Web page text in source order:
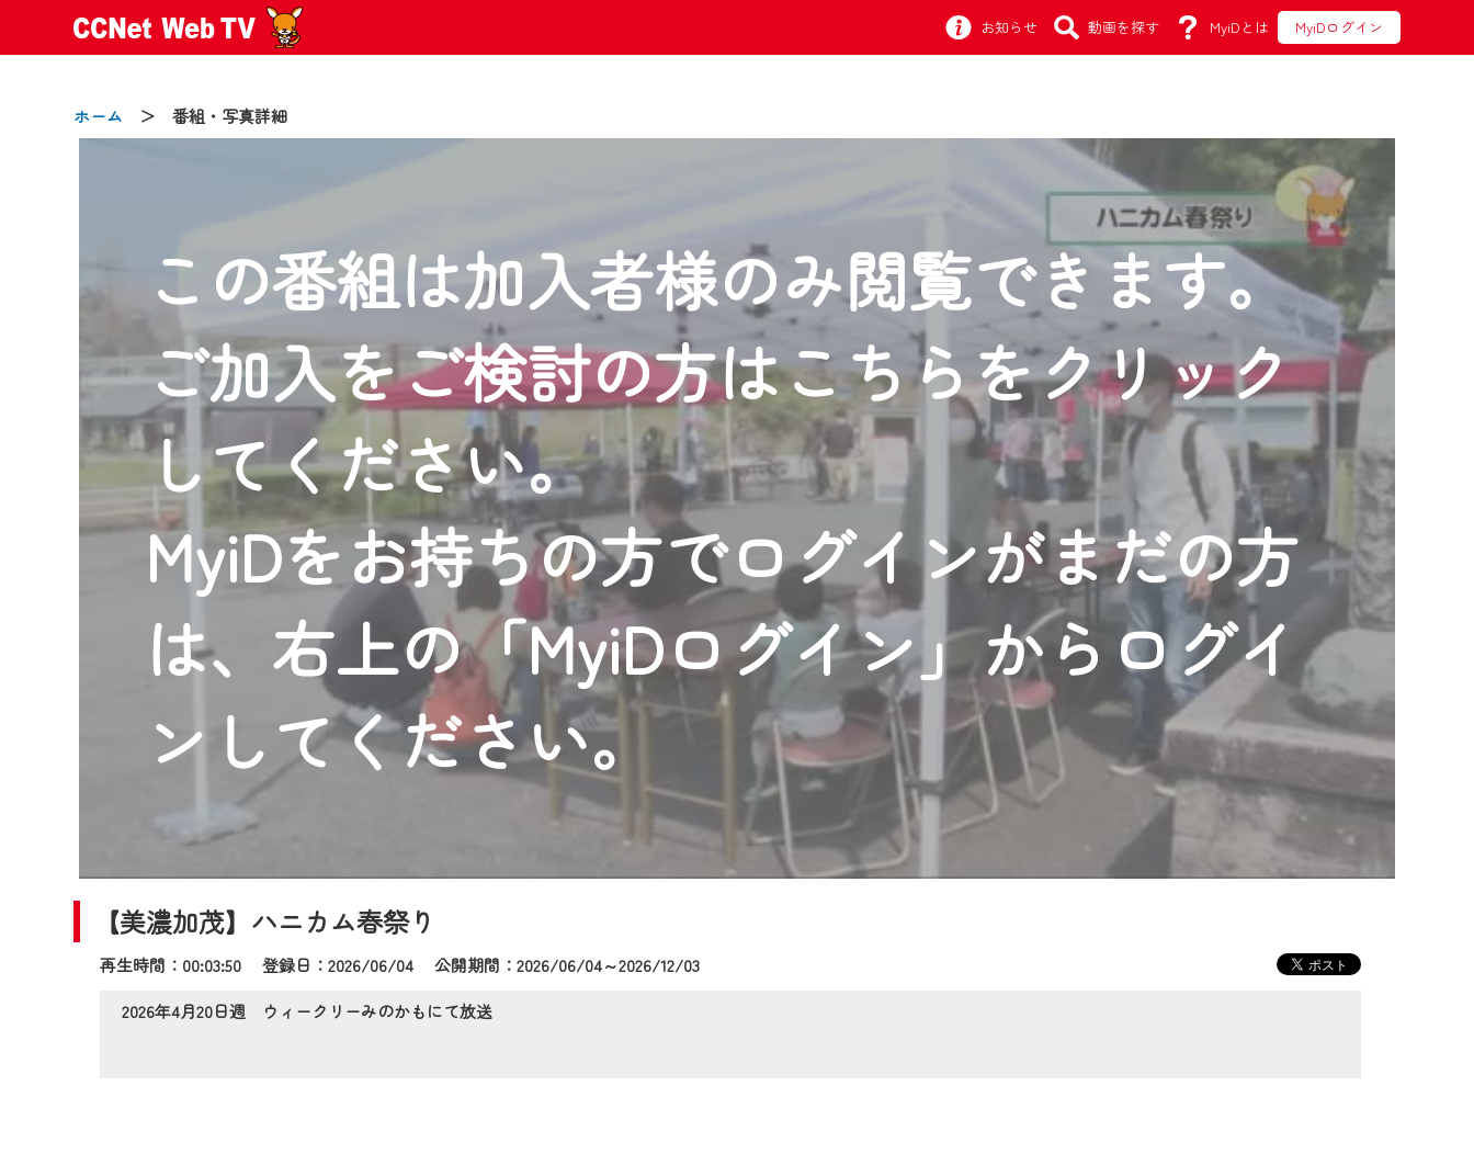
お知らせ 動画を探す MyiDとは MyiDログイン
ホーム ＞ 番組・写真詳細
この番組は加入者様のみ閲覧できます。
ご加入をご検討の方はこちらをクリック
してください。
MyiDをお持ちの方でログインがまだの方
は、右上の「MyiDログイン」からログイ
ンしてください。
【美濃加茂】ハニカム春祭り
再生時間：00:03:50 登録日：2026/06/04公開期間：2026/06/04～2026/12/03
2026年4月20日週 ウィークリーみのかもにて放送
2024/09/02
動画配信サービス『CCNet Web TV』は2024年9月24日からリニューアルします！
【変更点】
◆デザイン変更により、お住まいの地域の動画コンテンツが一目瞭然。
◆当社アプリやＰＣブラウザから、いつでも・どこでも・外出先でも！
CCNetサービスエリア20市町の地域情報番組をご視聴いただけます！
【ご注意】
2024年9月24日からはご加入者様へのサービス向上のため、
『CCNet Web TV』を利用いただくには、一部コンテンツを除き、
CCNetサービスへの加入と『CCNetマイページ※』へのログインが必要となります。
何卒、ご理解ご了承の程よろしくお願いいたします。
※マイページへのログインには、MyIDが必要となります。
※MyIDとは、CCNet Web TVを含むCCNetの各種サービスをご利用頂くためのIDです。
IDはお客様が使っているメールアドレスで設定できます。
（GmailやYahooなどのフリーメールアドレスでも作成可能です）
※マイページへのログイン・MyIDの新規登録はこちら
※CCNetアプリをご利用中の方は引き続きご視聴いただけます。
＜メンテナンス情報＞
CCNetWebTVのリニューアルにともないメンテナンス作業を予定しています。
日時 9/24 9:30～16:30
ご不便をおかけいたしますが、ご了承の程よろしくお願いいたします。